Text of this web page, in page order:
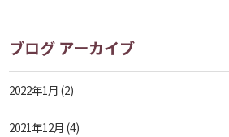
ブログ アーカイブ
2022年1月 (2)
2021年12月 (4)